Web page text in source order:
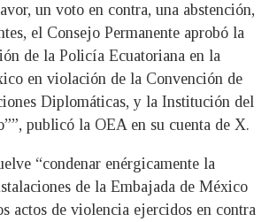
un voto en contra, una abstención,
el Consejo Permanente aprobó la
de la Policía Ecuatoriana en la
en violación de la Convención de
Diplomáticas, y la Institución del
publicó la OEA en su cuenta de X.
“condenar enérgicamente la
de la Embajada de México
actos de violencia ejercidos en contra